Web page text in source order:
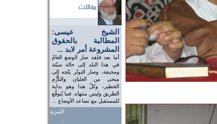
الشيخ عيسى:
المطالبة بالحقوق
المشروعة أمر لابد ...
أما بعد فلقد صار الوضع العامّ
في هذا البلد إلى حالة سيّئة
ومخيفة، وصار التوتّر يتّجه إلى
منحى من الغليان والتأزُّم
الخطير، وكلّ هذا وهو بداية
الطريق وليس منتهاه. فما يُتوقّع
للمستقبل مع تصاعد الأوضاع ...
المزيد
..